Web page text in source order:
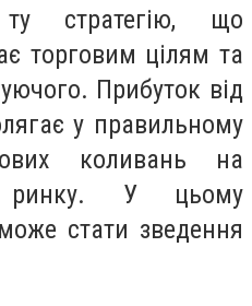
стратегію, що
торговим цілям та
Прибуток від
у правильному
коливань на
ринку. У цьому
стати зведення